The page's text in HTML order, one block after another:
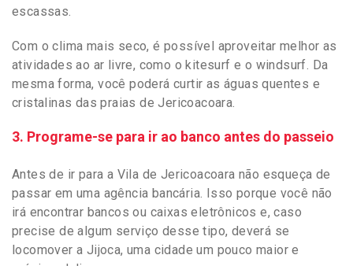
escassas.
Com o clima mais seco, é possível aproveitar melhor as
atividades ao ar livre, como o kitesurf e o windsurf. Da
mesma forma, você poderá curtir as águas quentes e
cristalinas das praias de Jericoacoara.
3. Programe-se para ir ao banco antes do passeio
Antes de ir para a Vila de Jericoacoara não esqueça de
passar em uma agência bancária. Isso porque você não
irá encontrar bancos ou caixas eletrônicos e, caso
precise de algum serviço desse tipo, deverá se
locomover a Jijoca, uma cidade um pouco maior e